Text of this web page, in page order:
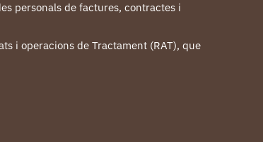
personals de factures, contractes i
i operacions de Tractament (RAT), que